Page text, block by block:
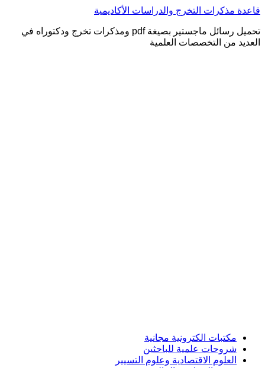
التجاوز
المحتوى
قاعدة مذكرات التخرج والدراسات الأكاديمية
تحميل رسائل ماجستير بصيغة pdf ومذكرات تخرج ودكتوراه في
العديد من التخصصات العلمية
مكتبات الكترونية مجانية
شروحات علمية للباحثين
العلوم الاقتصادية وعلوم التسيير